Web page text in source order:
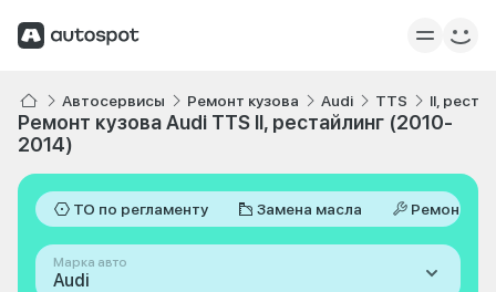
Автосервисы Ремонт кузова Audi TTS II,
Ремонт кузова Audi TTS II, рестайлинг (2010-
2014)
ТО по регламенту Замена масла Ремонт
Марка авто
Audi